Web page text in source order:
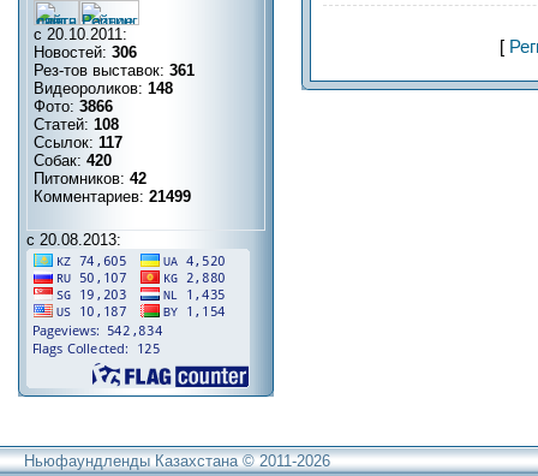
с 20.10.2011:
Новостей: 306
Рез-тов выставок: 361
Видеороликов: 148
Фото: 3866
Статей: 108
Ссылок: 117
Собак: 420
Питомников: 42
Комментариев: 21499
с 20.08.2013:
[
Ньюфаундленды Казахстана © 2011-2026